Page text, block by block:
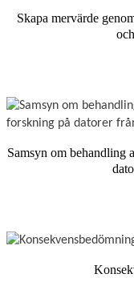
Skapa mervärde
Samsyn om behandling